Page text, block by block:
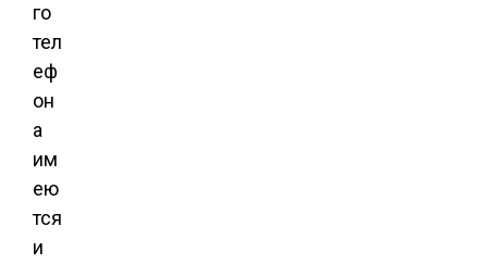
го
тел
еф
он
а
им
ею
тся
и